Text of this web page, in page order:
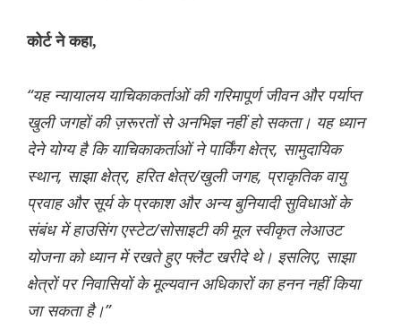
कोर्ट ने कहा,
“यह न्यायालय याचिकाकर्ताओं की गरिमापूर्ण जीवन और पर्याप्त
खुली जगहों की ज़रूरतों से अनभिज्ञ नहीं हो सकता। यह ध्यान
देने योग्य है कि याचिकाकर्ताओं ने पार्किंग क्षेत्र, सामुदायिक
स्थान, साझा क्षेत्र, हरित क्षेत्र/खुली जगह, प्राकृतिक वायु
प्रवाह और सूर्य के प्रकाश और अन्य बुनियादी सुविधाओं के
संबंध में हाउसिंग एस्टेट/सोसाइटी की मूल स्वीकृत लेआउट
योजना को ध्यान में रखते हुए फ्लैट खरीदे थे। इसलिए, साझा
क्षेत्रों पर निवासियों के मूल्यवान अधिकारों का हनन नहीं किया
जा सकता है।”